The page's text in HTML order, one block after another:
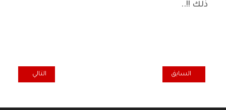
ذلك !!..
المقال السابق: آختزال وطن؟!
السابق المقال التالي:
التالي